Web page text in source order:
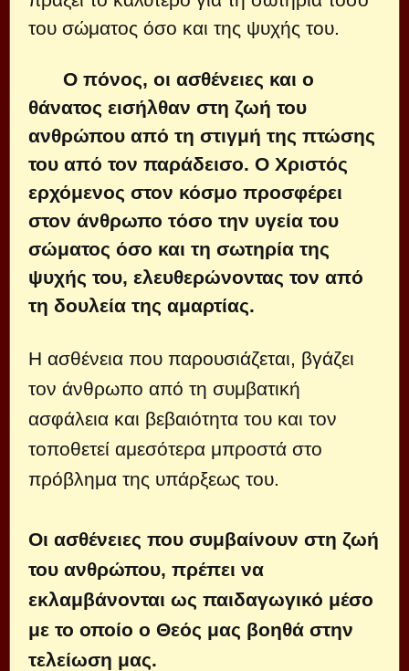
του σώματος όσο και της ψυχής του.
Ο πόνος, οι ασθένειες και ο
θάνατος εισήλθαν στη ζωή του
ανθρώπου από τη στιγμή της πτώσης
του από τον παράδεισο. Ο Χριστός
ερχόμενος στον κόσμο προσφέρει
στον άνθρωπο τόσο την υγεία του
σώματος όσο και τη σωτηρία της
ψυχής του, ελευθερώνοντας τον από
τη δουλεία της αμαρτίας.
Η ασθένεια που παρουσιάζεται, βγάζει
τον άνθρωπο από τη συμβατική
ασφάλεια και βεβαιότητα του και τον
τοποθετεί αμεσότερα μπροστά στο
πρόβλημα της υπάρξεως του.
Οι ασθένειες που συμβαίνουν στη ζωή
του ανθρώπου, πρέπει να
εκλαμβάνονται ως παιδαγωγικό μέσο
με το οποίο ο Θεός μας βοηθά στην
τελείωση μας.